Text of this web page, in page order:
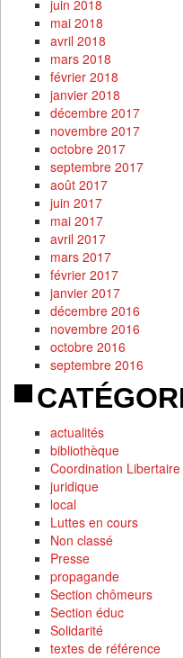
juin 2018
mai 2018
avril 2018
mars 2018
février 2018
janvier 2018
décembre 2017
novembre 2017
octobre 2017
septembre 2017
août 2017
juin 2017
mai 2017
avril 2017
mars 2017
février 2017
janvier 2017
décembre 2016
novembre 2016
octobre 2016
septembre 2016
actualités
bibliothèque
Coordination
juridique
local
Luttes en cours
Non classé
Presse
propagande
Section chômeurs
Section éduc
Solidarité
textes de référence